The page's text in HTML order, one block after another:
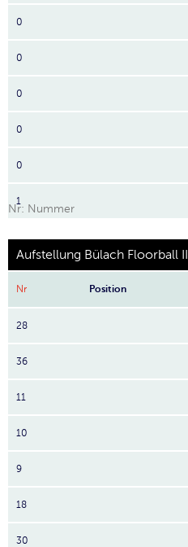
0
0
0
0
0
1
Nr: Nummer
Aufstellung Bülach Floorball II
Nr Position
28
36
11
10
9
18
30